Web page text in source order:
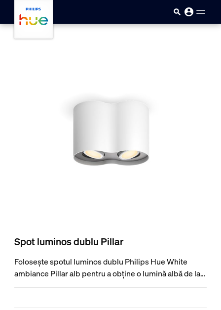
Sari la conținutul principal
Spot luminos dublu Pillar
Folosește spotul luminos dublu Philips Hue White
ambiance Pillar alb pentru a obține o lumină albă de la
caldă la rece în orice încăpere din locuința ta.